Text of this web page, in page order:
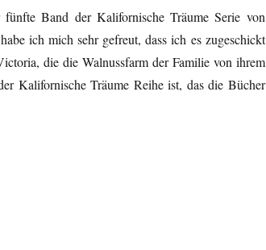
Band der Kalifornische Träume Serie von
ich mich sehr gefreut, dass ich es zugeschickt
die die Walnussfarm der Familie von ihrem
Kalifornische Träume Reihe ist, das die Bücher
Träume Band 5)“